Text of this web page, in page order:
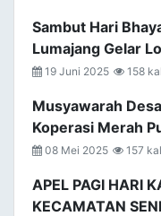
Sambut Hari
Lumajang Gelar
19 Juni 2025 158
Musyawarah
Koperasi Merah
08 Mei 2025 157
APEL PAGI HARI
KECAMATAN